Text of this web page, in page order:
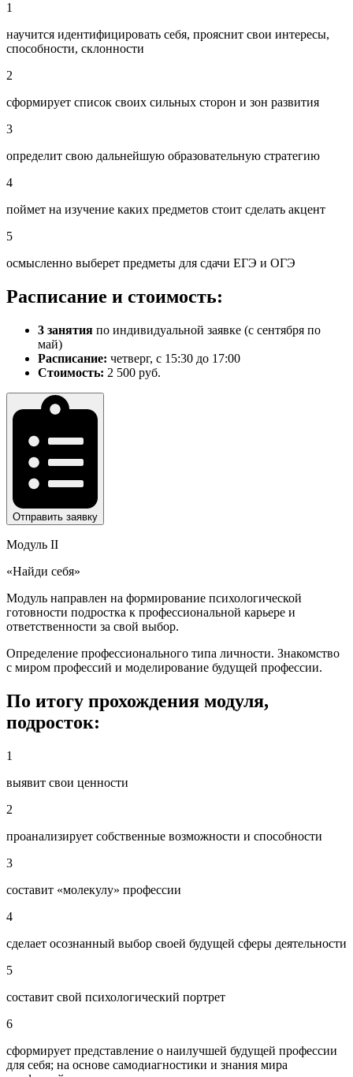
1
научится идентифицировать себя, прояснит свои интересы,
способности, склонности
2
сформирует список своих сильных сторон и зон развития
3
определит свою дальнейшую образовательную стратегию
4
поймет на изучение каких предметов стоит сделать акцент
5
осмысленно выберет предметы для сдачи ЕГЭ и ОГЭ
Расписание и стоимость:
3 занятия по индивидуальной заявке (с сентября по
май)
Расписание: четверг, с 15:30 до 17:00
Стоимость: 2 500 руб.
Отправить заявку
Модуль II
«Найди себя»
Модуль направлен на формирование психологической
готовности подростка к профессиональной карьере и
ответственности за свой выбор.
Определение профессионального типа личности. Знакомство
с миром профессий и моделирование будущей профессии.
По итогу прохождения модуля,
подросток:
1
выявит свои ценности
2
проанализирует собственные возможности и способности
3
составит «молекулу» профессии
4
сделает осознанный выбор своей будущей сферы деятельности
5
составит свой психологический портрет
6
сформирует представление о наилучшей будущей профессии
для себя; на основе самодиагностики и знания мира